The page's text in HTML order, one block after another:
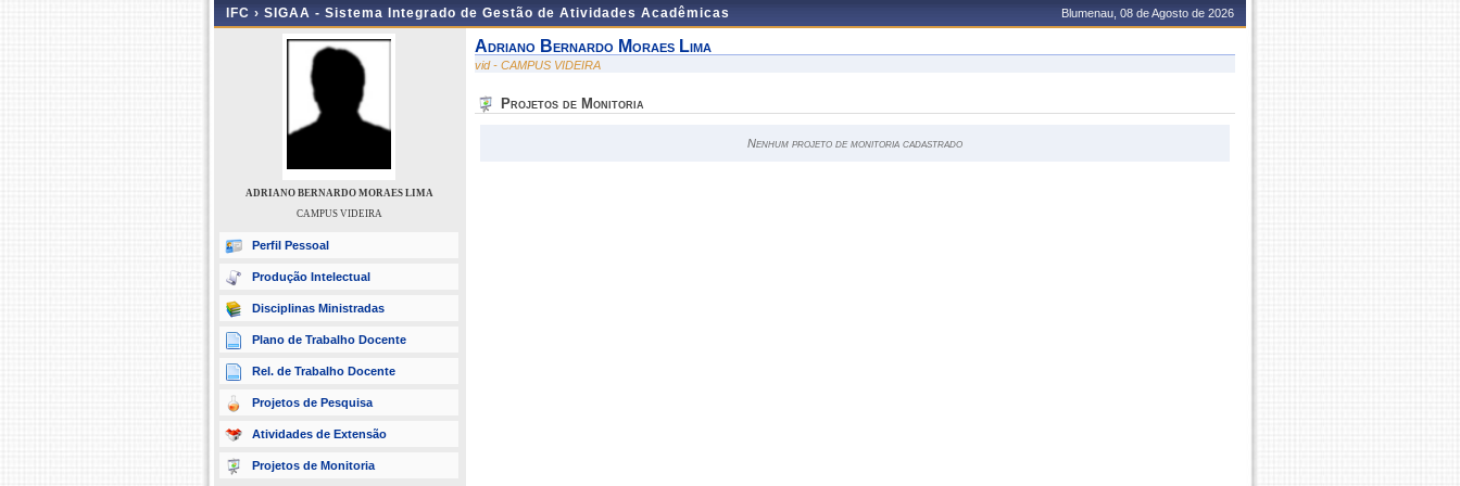
IFC › SIGAA - Sistema Integrado de Gestão de Atividades Acadêmicas Blumenau, 08 de Agosto de 2026
ADRIANO BERNARDO MORAES LIMA
CAMPUS VIDEIRA
Perfil Pessoal
Produção Intelectual
Disciplinas Ministradas
Plano de Trabalho Docente
Rel. de Trabalho Docente
Projetos de Pesquisa
Atividades de Extensão
Projetos de Monitoria
Adriano Bernardo Moraes Lima
vid - CAMPUS VIDEIRA
Projetos de Monitoria
Nenhum projeto de monitoria cadastrado